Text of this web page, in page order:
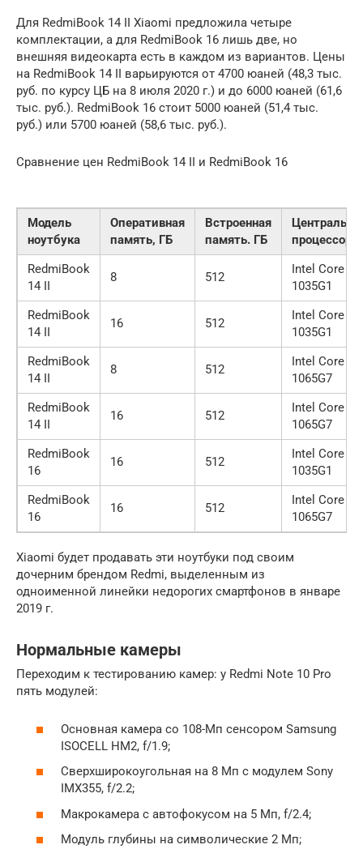
Для RedmiBook 14 II Xiaomi предложила четыре
комплектации, а для RedmiBook 16 лишь две, но
внешняя видеокарта есть в каждом из вариантов. Цены
на RedmiBook 14 II варьируются от 4700 юаней (48,3 тыс.
руб. по курсу ЦБ на 8 июля 2020 г.) и до 6000 юаней (61,6
тыс. руб.). RedmiBook 16 стоит 5000 юаней (51,4 тыс.
руб.) или 5700 юаней (58,6 тыс. руб.).
Сравнение цен RedmiBook 14 II и RedmiBook 16
Модель
ноутбука
Оперативная
память, ГБ
Встроенная
память. ГБ
процессор
RedmiBook
14 II
8 512
Intel Core i5-
1035G1
RedmiBook
14 II
16 512
Intel Core i5-
1035G1
RedmiBook
14 II
8 512
Intel Core i7-
1065G7
RedmiBook
14 II
16 512
Intel Core i7-
1065G7
RedmiBook
16
16 512
Intel Core i5-
1035G1
RedmiBook
16
16 512
Intel Core i7-
1065G7
Xiaomi будет продавать эти ноутбуки под своим
дочерним брендом Redmi, выделенным из
одноименной линейки недорогих смартфонов в январе
2019 г.
Нормальные камеры
Переходим к тестированию камер: у Redmi Note 10 Pro
пять модулей:
Основная камера со 108-Мп сенсором Samsung
ISOCELL HM2, f/1.9;
Сверхширокоугольная на 8 Мп с модулем Sony
IMX355, f/2.2;
Макрокамера с автофокусом на 5 Мп, f/2.4;
Модуль глубины на символические 2 Мп;